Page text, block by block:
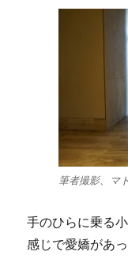
筆者撮影、マ
手のひらに乗る
感じで愛嬌があっ